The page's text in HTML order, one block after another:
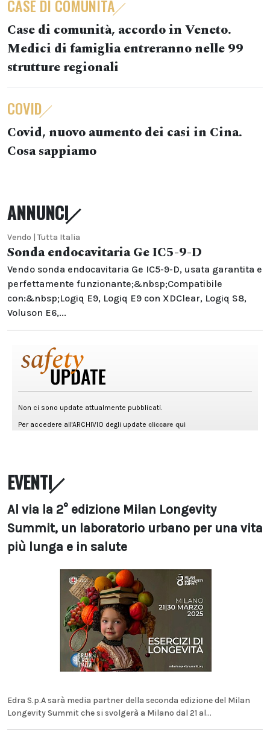
CASE DI COMUNITÀ
Case di comunità, accordo in Veneto.
Medici di famiglia entreranno nelle 99
strutture regionali
COVID
Covid, nuovo aumento dei casi in Cina.
Cosa sappiamo
ANNUNCI
Vendo | Tutta Italia
Sonda endocavitaria Ge IC5-9-D
Vendo sonda endocavitaria Ge IC5-9-D, usata garantita e
perfettamente funzionante;&nbsp;Compatibile
con:&nbsp;Logiq E9, Logiq E9 con XDClear, Logiq S8,
Voluson E6,...
EVENTI
Al via la 2° edizione Milan Longevity
Summit, un laboratorio urbano per una vita
più lunga e in salute
Edra S.p.A sarà media partner della seconda edizione del Milan
Longevity Summit che si svolgerà a Milano dal 21 al...